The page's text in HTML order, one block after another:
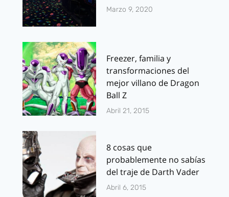
Marzo 9, 2020
Freezer, familia y
transformaciones del
mejor villano de Dragon
Ball Z
Abril 21, 2015
8 cosas que
probablemente no sabías
del traje de Darth Vader
Abril 6, 2015